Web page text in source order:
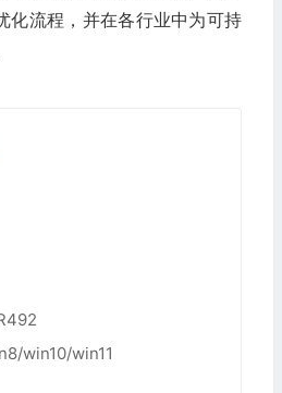
化流程，并在各行业中为可持
win10/win11